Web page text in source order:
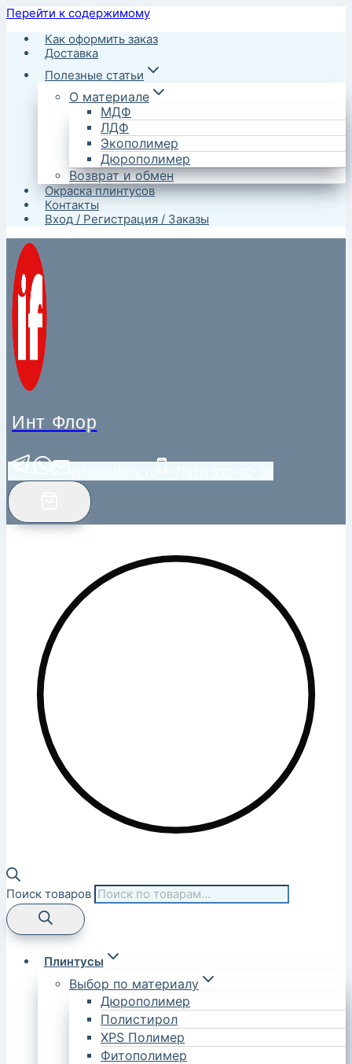
Перейти к содержимому
Как оформить заказ
Доставка
Полезные статьи
О материале
МДФ
ЛДФ
Экополимер
Дюрополимер
Возврат и обмен
Окраска плинтусов
Контакты
Вход / Регистрация / Заказы
Инт Флор
Поиск товаров
Плинтусы
Выбор по материалу
Дюрополимер
Полистирол
XPS Полимер
Фитополимер